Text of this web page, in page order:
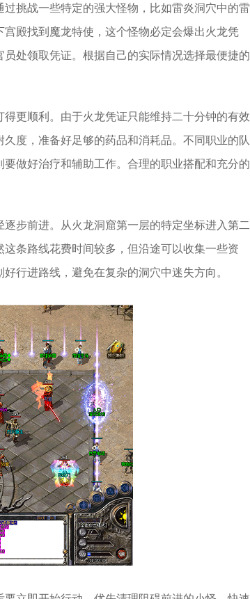
挑战一些特定的强大怪物，比如雷炎洞穴中的雷
殿找到魔龙特使，这个怪物必定会爆出火龙凭
处领取凭证。根据自己的实际情况选择最便捷的
更顺利。由于火龙凭证只能维持二十分钟的有效
度，准备好足够的药品和消耗品。不同职业的队
做好治疗和辅助工作。合理的职业搭配和充分的
步前进。从火龙洞窟第一层的特定坐标进入第二
条路线花费时间较多，但沿途可以收集一些资
行进路线，避免在复杂的洞穴中迷失方向。